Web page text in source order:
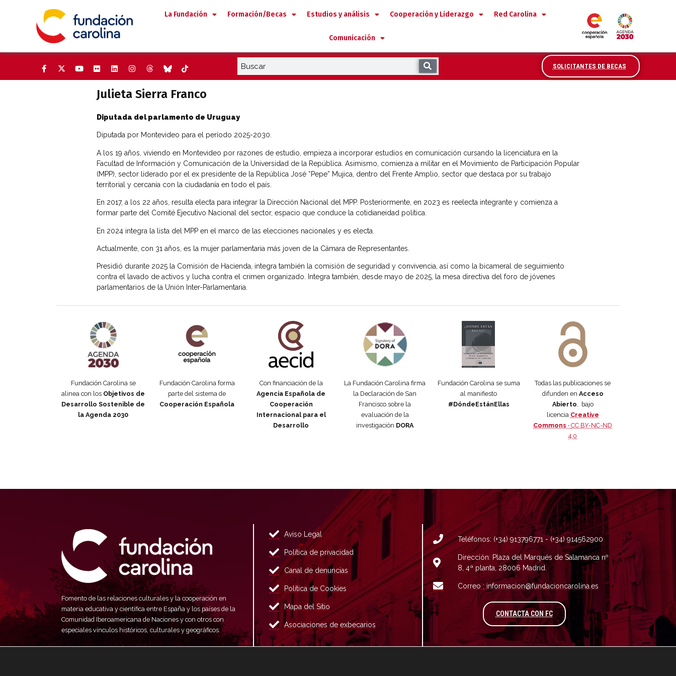
La Fundación Formación/Becas Estudios y análisis Cooperación y Liderazgo Red Carolina
Comunicación
SOLICITANTES DE BECAS
Julieta Sierra Franco
Diputada del parlamento de Uruguay
Diputada por Montevideo para el período 2025-2030.
A los 19 años, viviendo en Montevideo por razones de estudio, empieza a incorporar estudios en comunicación cursando la licenciatura en la
Facultad de Información y Comunicación de la Universidad de la República. Asimismo, comienza a militar en el Movimiento de Participación Popular
(MPP), sector liderado por el ex presidente de la República José “Pepe” Mujica, dentro del Frente Amplio, sector que destaca por su trabajo
territorial y cercanía con la ciudadanía en todo el país.
En 2017, a los 22 años, resulta electa para integrar la Dirección Nacional del MPP. Posteriormente, en 2023 es reelecta integrante y comienza a
formar parte del Comité Ejecutivo Nacional del sector, espacio que conduce la cotidianeidad política.
En 2024 integra la lista del MPP en el marco de las elecciones nacionales y es electa.
Actualmente, con 31 años, es la mujer parlamentaria más joven de la Cámara de Representantes.
Presidió durante 2025 la Comisión de Hacienda, integra también la comisión de seguridad y convivencia, así como la bicameral de seguimiento
contra el lavado de activos y lucha contra el crimen organizado. Integra también, desde mayo de 2025, la mesa directiva del foro de jóvenes
parlamentarios de la Unión Inter-Parlamentaria.
Fundación Carolina se
alinea con los Objetivos de
Desarrollo Sostenible de
la Agenda 2030
Fundación Carolina forma
parte del sistema de
Cooperación Española
Con financiación de la
Agencia Española de
Cooperación
Internacional para el
Desarrollo
La Fundación Carolina firma
la Declaración de San
Francisco sobre la
evaluación de la
investigación DORA
Fundación Carolina se suma
al manifiesto
#DóndeEstánEllas
Todas las publicaciones se
difunden en Acceso
Abierto, bajo
licencia Creative
Commons ·CC BY-NC-ND
4.0
Fomento de las relaciones culturales y la cooperación en
materia educativa y científica entre España y los países de la
Comunidad Iberoamericana de Naciones y con otros con
especiales vínculos históricos, culturales y geográficos.
Aviso Legal
Política de privacidad
Canal de denuncias
Política de Cookies
Mapa del Sitio
Asociaciones de exbecarios
Teléfonos: (+34) 913796771 - (+34) 914562900
Dirección: Plaza del Marqués de Salamanca nº
8, 4ª planta, 28006 Madrid.
Correo : informacion@fundacioncarolina.es
CONTACTA CON FCA TRAVÉS DEL FORMULARIO DE